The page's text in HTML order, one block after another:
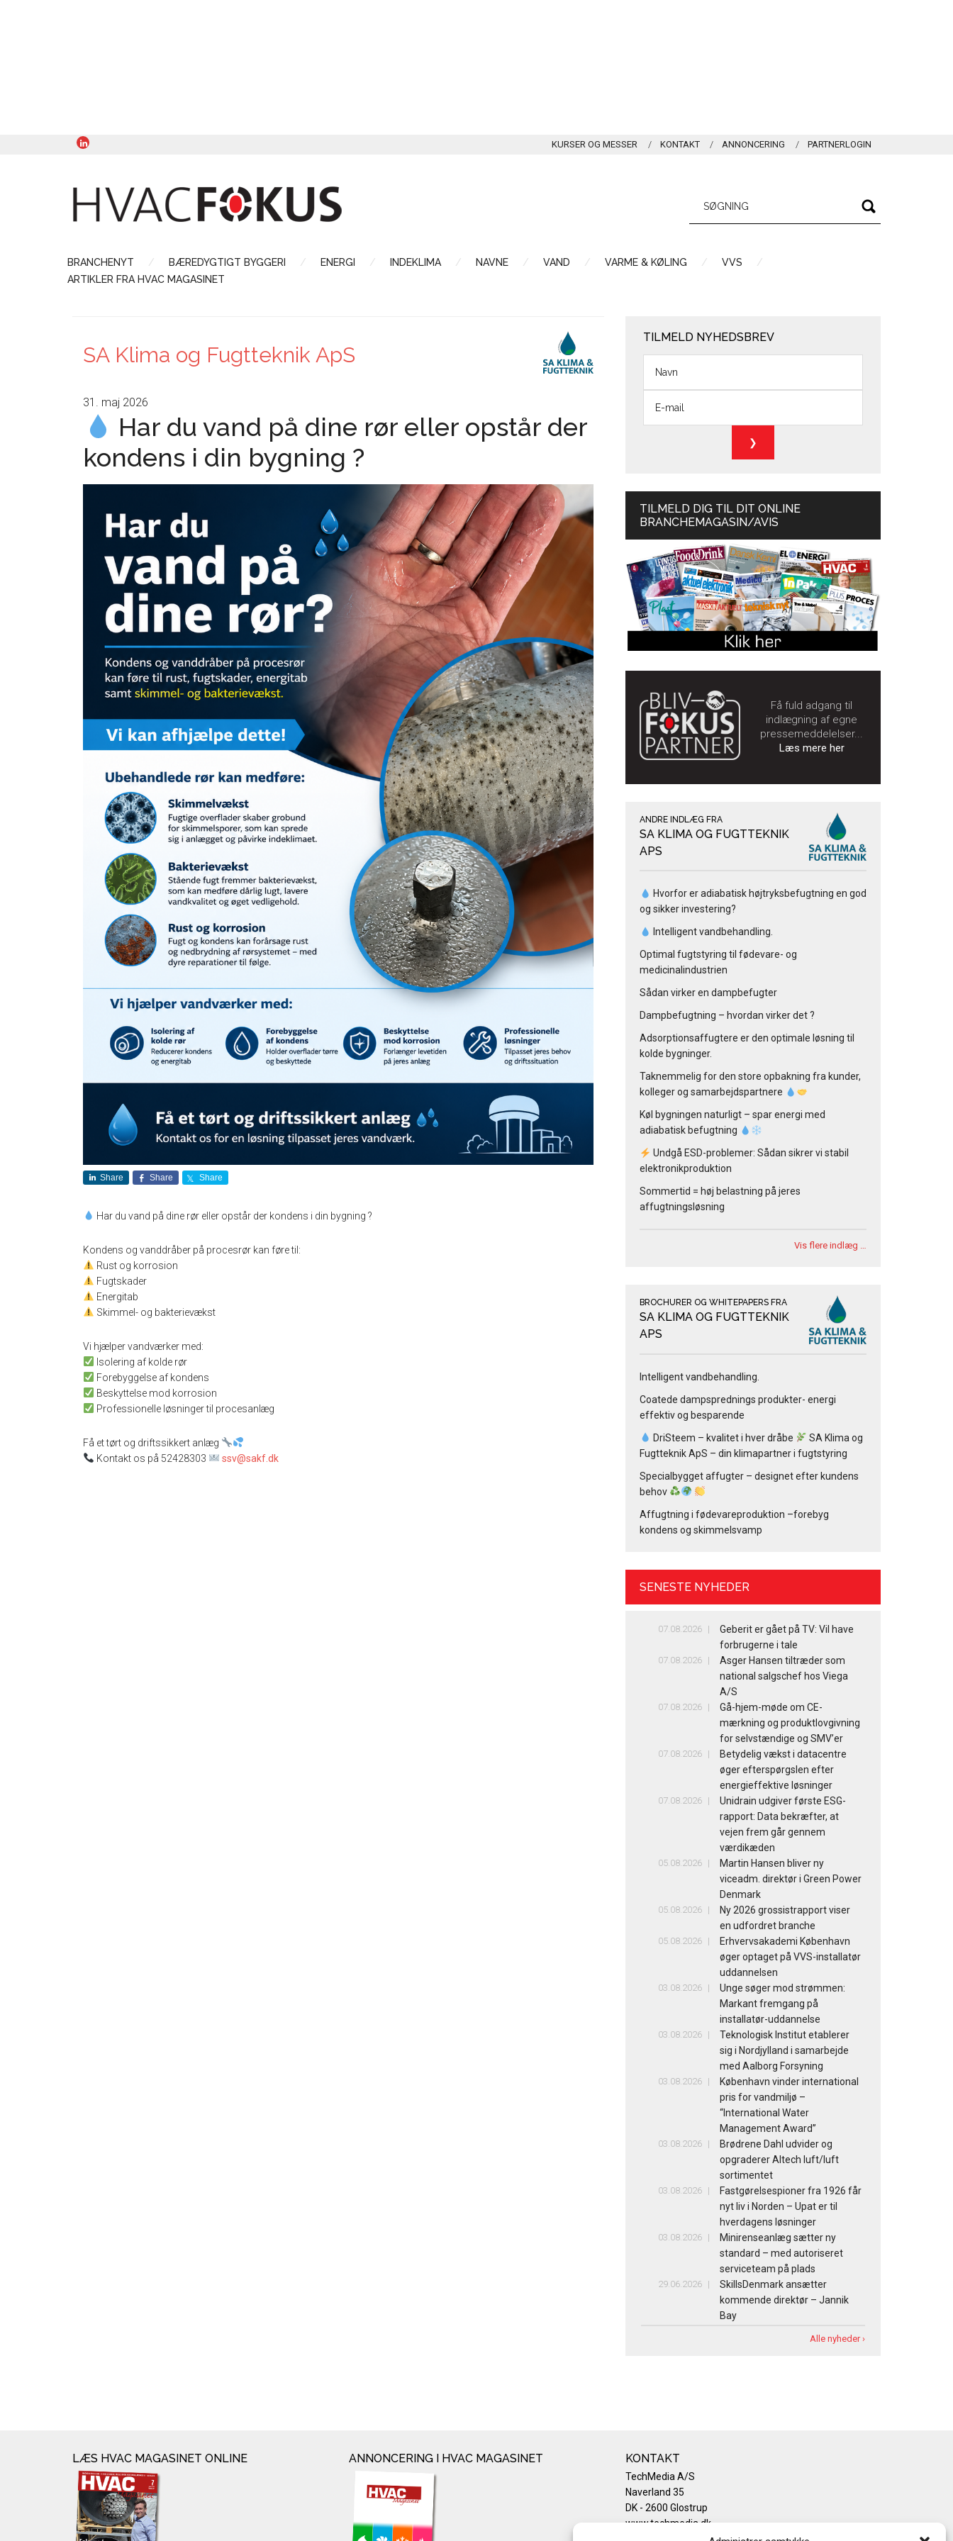
KURSER OG MESSER KONTAKT ANNONCERING PARTNERLOGIN
BRANCHENYT BÆREDYGTIGT BYGGERI ENERGI INDEKLIMA NAVNE VAND VARME & KØLING
VVS
ARTIKLER FRA HVAC MAGASINET
SA Klima og Fugtteknik ApS
31. maj 2026
Har du vand på dine rør eller opstår der
kondens i din bygning ?
Share Share Share
Har du vand på dine rør eller opstår der kondens i din bygning ?
Kondens og vanddråber på procesrør kan føre til:
Rust og korrosion
Fugtskader
Energitab
Skimmel- og bakterievækst
Vi hjælper vandværker med:
Isolering af kolde rør
Forebyggelse af kondens
Beskyttelse mod korrosion
Professionelle løsninger til procesanlæg
Få et tørt og driftssikkert anlæg
Kontakt os på 52428303
ssv@sakf.dk
TILMELD NYHEDSBREV
TILMELD DIG TIL DIT ONLINE
BRANCHEMAGASIN/AVIS
Få fuld adgang til
indlægning af egne
pressemeddelelser...
Læs mere her
ANDRE INDLÆG FRA
SA KLIMA OG FUGTTEKNIK
APS
Hvorfor er adiabatisk højtryksbefugtning en god
og sikker investering?
Intelligent vandbehandling.
Optimal fugtstyring til fødevare- og
medicinalindustrien
Sådan virker en dampbefugter
Dampbefugtning – hvordan virker det ?
Adsorptionsaffugtere er den optimale løsning til
kolde bygninger.
Taknemmelig for den store opbakning fra kunder,
kolleger og samarbejdspartnere
Køl bygningen naturligt – spar energi med
adiabatisk befugtning
Undgå ESD-problemer: Sådan sikrer vi stabil
elektronikproduktion
Sommertid = høj belastning på jeres
affugtningsløsning
Vis flere indlæg …
BROCHURER OG WHITEPAPERS FRA
SA KLIMA OG FUGTTEKNIK
APS
Intelligent vandbehandling.
Coatede dampsprednings produkter- energi
effektiv og besparende
DriSteem – kvalitet i hver dråbe
SA Klima og
Fugtteknik ApS – din klimapartner i fugtstyring
Specialbygget affugter – designet efter kundens
behov
Affugtning i fødevareproduktion –forebyg
kondens og skimmelsvamp
SENESTE NYHEDER
07.08.2026
Geberit er gået på TV: Vil have
forbrugerne i tale
07.08.2026
Asger Hansen tiltræder som
national salgschef hos Viega
A/S
07.08.2026
Gå-hjem-møde om CE-
mærkning og produktlovgivning
for selvstændige og SMV’er
07.08.2026
Betydelig vækst i datacentre
øger efterspørgslen efter
energieffektive løsninger
07.08.2026
Unidrain udgiver første ESG-
rapport: Data bekræfter, at
vejen frem går gennem
værdikæden
05.08.2026
Martin Hansen bliver ny
viceadm. direktør i Green Power
Denmark
05.08.2026
Ny 2026 grossistrapport viser
en udfordret branche
05.08.2026
Erhvervsakademi København
øger optaget på VVS-installatør
uddannelsen
03.08.2026
Unge søger mod strømmen:
Markant fremgang på
installatør-uddannelse
03.08.2026
Teknologisk Institut etablerer
sig i Nordjylland i samarbejde
med Aalborg Forsyning
03.08.2026
København vinder international
pris for vandmiljø –
“International Water
Management Award”
03.08.2026
Brødrene Dahl udvider og
opgraderer Altech luft/luft
sortimentet
03.08.2026
Fastgørelsespioner fra 1926 får
nyt liv i Norden – Upat er til
hverdagens løsninger
03.08.2026
Minirenseanlæg sætter ny
standard – med autoriseret
serviceteam på plads
29.06.2026
SkillsDenmark ansætter
kommende direktør – Jannik
Bay
Alle nyheder ›
LÆS HVAC MAGASINET ONLINE ANNONCERING I HVAC MAGASINET KONTAKT
TechMedia A/S
Naverland 35
DK - 2600 Glostrup
www.techmedia.dk